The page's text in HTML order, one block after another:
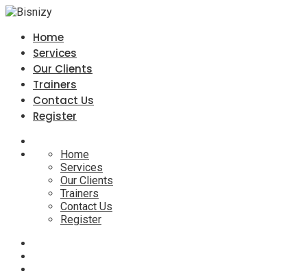
Home
Services
Our Clients
Trainers
Contact Us
Register
Home
Services
Our Clients
Trainers
Contact Us
Register